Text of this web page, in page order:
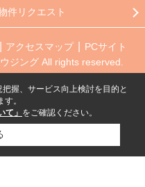
件リクエスト
アクセスマップ
PCサイト
ジング All rights reserved.
握、サービス向上検討を目的と
。
て」 をご確認ください。